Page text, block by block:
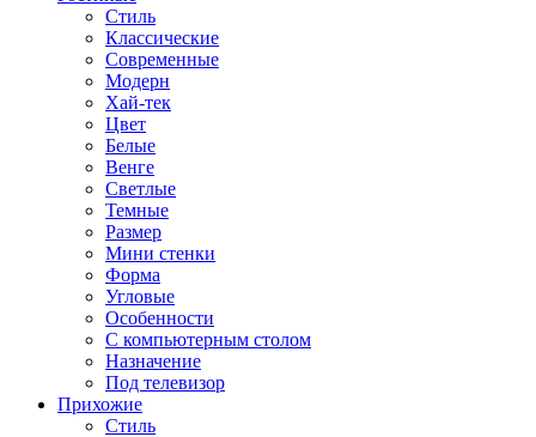
Стиль
Классические
Современные
Модерн
Хай-тек
Цвет
Белые
Венге
Светлые
Темные
Размер
Мини стенки
Форма
Угловые
Особенности
С компьютерным столом
Назначение
Под телевизор
Прихожие
Стиль